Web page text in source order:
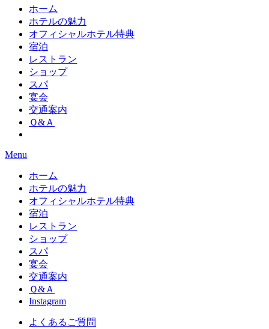
ホーム
ホテルの魅力
オフィシャルホテル特典
宿泊
レストラン
ショップ
スパ
宴会
交通案内
Ｑ&Ａ
Menu
ホーム
ホテルの魅力
オフィシャルホテル特典
宿泊
レストラン
ショップ
スパ
宴会
交通案内
Ｑ&Ａ
Instagram
よくあるご質問